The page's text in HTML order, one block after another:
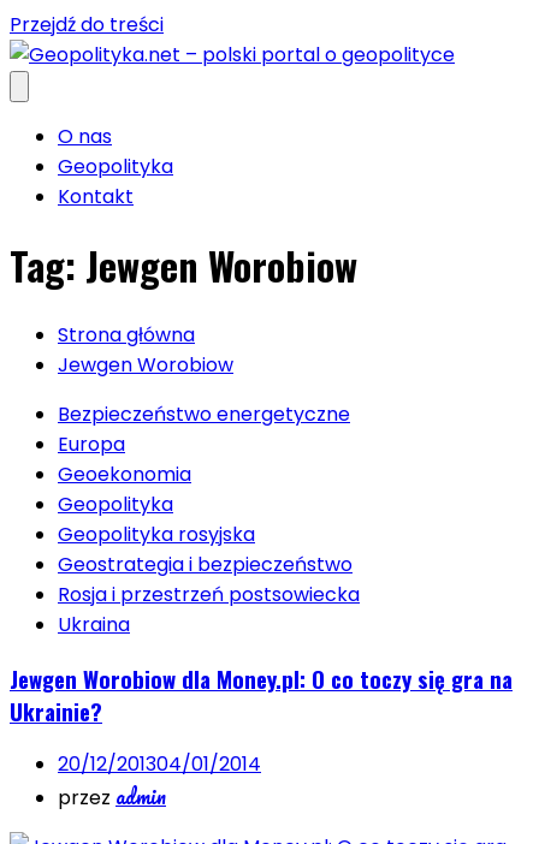
Przejdź do treści
O nas
Geopolityka
Kontakt
Tag: Jewgen Worobiow
Strona główna
Jewgen Worobiow
Bezpieczeństwo energetyczne
Europa
Geoekonomia
Geopolityka
Geopolityka rosyjska
Geostrategia i bezpieczeństwo
Rosja i przestrzeń postsowiecka
Ukraina
Jewgen Worobiow dla Money.pl: O co toczy się gra na
Ukrainie?
20/12/201304/01/2014
przez admin